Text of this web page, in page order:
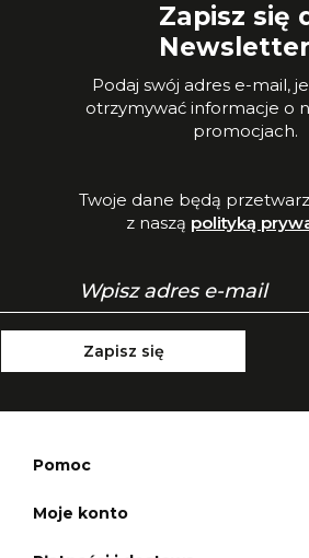
Zapisz się
Podaj swój adres e-mail,
otrzymywać informacje o
promocjach.
Twoje dane będą
z naszą polityką
Zapisz się
Pomoc
Moje konto